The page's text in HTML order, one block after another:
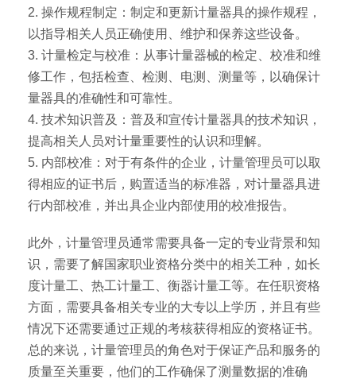
2. 操作规程制定：制定和更新计量器具的操作规程，
以指导相关人员正确使用、维护和保养这些设备。
3. 计量检定与校准：从事计量器械的检定、校准和维
修工作，包括检查、检测、电测、测量等，以确保计
量器具的准确性和可靠性。
4. 技术知识普及：普及和宣传计量器具的技术知识，
提高相关人员对计量重要性的认识和理解。
5. 内部校准：对于有条件的企业，计量管理员可以取
得相应的证书后，购置适当的标准器，对计量器具进
行内部校准，并出具企业内部使用的校准报告。
此外，计量管理员通常需要具备一定的专业背景和知
识，需要了解国家职业资格分类中的相关工种，如长
度计量工、热工计量工、衡器计量工等。在任职资格
方面，需要具备相关专业的大专以上学历，并且有些
情况下还需要通过正规的考核获得相应的资格证书。
总的来说，计量管理员的角色对于保证产品和服务的
质量至关重要，他们的工作确保了测量数据的准确